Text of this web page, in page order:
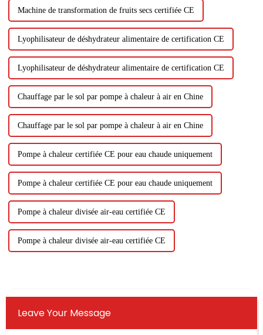
Machine de transformation de fruits secs certifiée CE
Lyophilisateur de déshydrateur alimentaire de certification CE
Lyophilisateur de déshydrateur alimentaire de certification CE
Chauffage par le sol par pompe à chaleur à air en Chine
Chauffage par le sol par pompe à chaleur à air en Chine
Pompe à chaleur certifiée CE pour eau chaude uniquement
Pompe à chaleur certifiée CE pour eau chaude uniquement
Pompe à chaleur divisée air-eau certifiée CE
Pompe à chaleur divisée air-eau certifiée CE
Leave Your Message